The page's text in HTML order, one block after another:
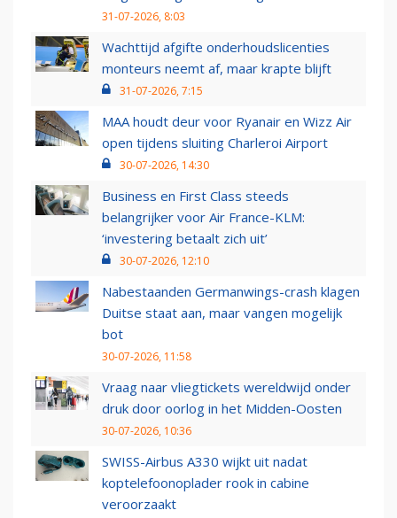
31-07-2026, 8:03
Wachttijd afgifte onderhoudslicenties
monteurs neemt af, maar krapte blijft
31-07-2026, 7:15
MAA houdt deur voor Ryanair en Wizz Air
open tijdens sluiting Charleroi Airport
30-07-2026, 14:30
Business en First Class steeds
belangrijker voor Air France-KLM:
‘investering betaalt zich uit’
30-07-2026, 12:10
Nabestaanden Germanwings-crash klagen
Duitse staat aan, maar vangen mogelijk
bot
30-07-2026, 11:58
Vraag naar vliegtickets wereldwijd onder
druk door oorlog in het Midden-Oosten
30-07-2026, 10:36
SWISS-Airbus A330 wijkt uit nadat
koptelefoonoplader rook in cabine
veroorzaakt